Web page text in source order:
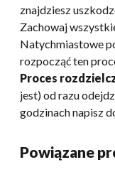
znajdziesz
Zachowaj
Natychmiastowe
rozpocząć ten
Proces
jest) od razu
godzinach napisz
Powiązane